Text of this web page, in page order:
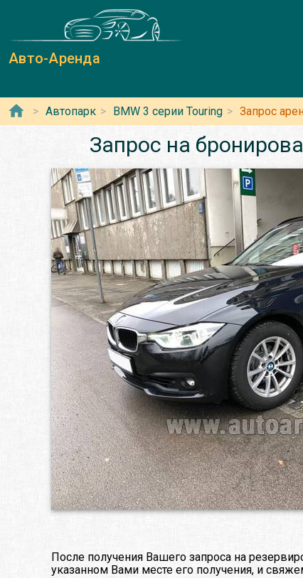
Авто-Аренда
Автопарк BMW 3 серии Touring Запрос
Запрос на
После получения Вашего запроса на
указанном Вами месте его получения, и